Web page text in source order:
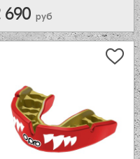
690 руб